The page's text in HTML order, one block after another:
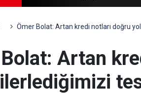
Ömer Bolat: Artan kredi notları doğru
Artan